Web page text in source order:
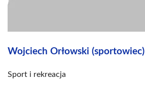
Wojciech Orłowski (sportowiec)
Sport i rekreacja